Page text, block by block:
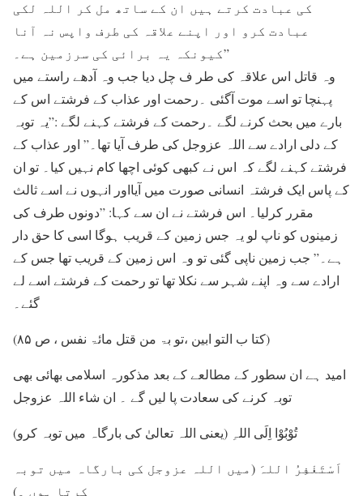
کی عبادت کرتے ہیں ان کے ساتھ مل کر اللہ لکی
عبادت کرو اور اپنے علاقہ کی طرف واپس نہ آنا
کیونکہ یہ برائی کی سرزمین ہے۔”
وہ قاتل اس علاقہ کی طر ف چل دیا جب وہ آدھے راستے میں
پہنچا تو اسے موت آگئی ۔رحمت اور عذاب کے فرشتے اس کے
بارے میں بحث کرنے لگے ۔رحمت کے فرشتے کہنے لگے :”یہ توبہ
کے دلی ارادے سے اللہ عزوجل کی طرف آیا تھا۔” اور عذاب کے
فرشتے کہنے لگے کہ اس نے کبھی کوئی اچھا کام نہیں کیا۔ تو ان
کے پاس ایک فرشتہ انسانی صورت میں آیااور انہوں نے اسے ثالث
مقرر کرلیا۔ اس فرشتے نے ان سے کہا: ”دونوں طرف کی
زمینوں کو ناپ لو یہ جس زمین کے قریب ہوگا اسی کا حق دار
ہے۔” جب زمین ناپی گئی تو وہ اس زمین کے قریب تھا جس کے
ارادے سے وہ اپنے شہر سے نکلا تھا تو رحمت کے فرشتے اسے لے
گئے۔
(کتا ب التو ابین ،تو بۃ من قتل مائۃ نفس ، ص ۸۵)
امید ہے ان سطور کے مطالعے کے بعد مذکورہ اسلامی بھائی بھی
توبہ کرنے کی سعادت پا لیں گے ۔ ان شاء اللہ عزوجل
تُوْبُوْا اِلَی اللہِ (یعنی اللہ تعالیٰ کی بارگاہ میں توبہ کرو)
اَسْتَغْفِرُ اللہَ (میں اللہ عزوجل کی بارگاہ میں توبہ
کرتا ہوں ۔)